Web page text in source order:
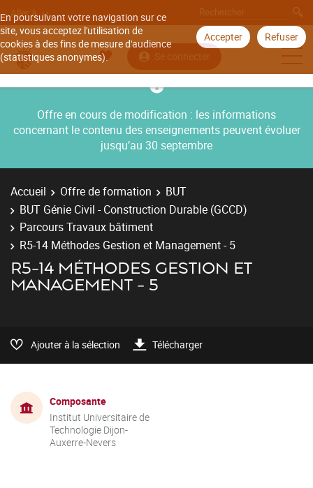
En poursuivant votre navigation sur ce
site, vous acceptez l'utilisation de
cookies à des fins de mesure d'audience
(statistiques anonymes).
Accepter Refuser
Aller à
Se connecter
Offre en cours de modification : les informations
concernant le contenu des enseignements peuvent évoluer
jusqu’au 30 septembre
Accueil Offre de formation
BUT
BUT Génie Civil - Construction Durable (GCCD)
Parcours Travaux bâtiment
R5-14 Méthodes Gestion et Management - 5
R5-14 MÉTHODES GESTION ET
MANAGEMENT - 5
Ajouter à la sélection Télécharger
Composante
Institut Universitaire de
Technologie Dijon-
Auxerre-Nevers